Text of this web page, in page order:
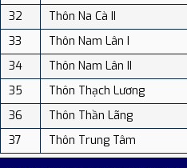
32
Thôn Na Cà II
33
Thôn Nam Lân I
34
Thôn Nam Lân II
35
Thôn Thạch Lương
36
Thôn Thần Lãng
37
Thôn Trung Tâm